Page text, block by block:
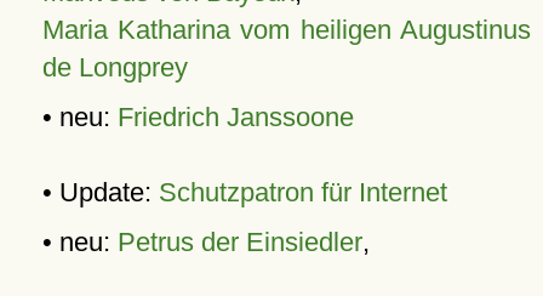
Maria Katharina vom heiligen Augustinus
de Longprey
• neu: Friedrich Janssoone
• Update: Schutzpatron für Internet
• neu: Petrus der Einsiedler,